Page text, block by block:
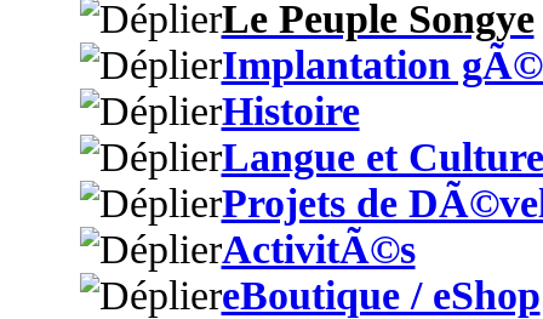
Le Peuple Songye
Implantation
Histoire
Langue et Culture
Projets de
ActivitÃ©s
eBoutique / eShop